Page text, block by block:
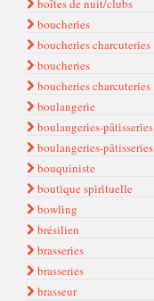
boîtes de nuit/clubs
boucheri̇es
boucheri̇es charcuteri̇es
boucheries
boucheries charcuteries
boulangeri̇e
boulangeri̇es-pâti̇sseri̇es
boulangeries-pâtisseries
bouquiniste
bouti̇que spi̇ri̇tuelle
bowli̇ng
brésilien
brasseri̇es
brasseries
brasseur